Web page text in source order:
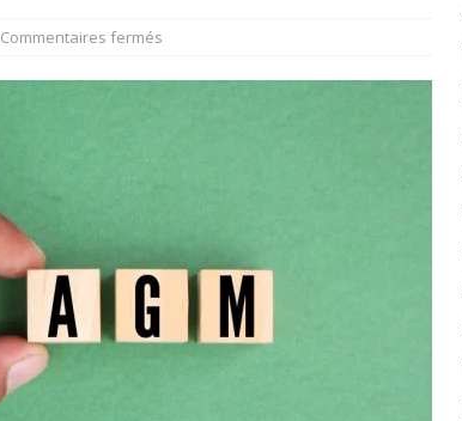
Commentaires fermés